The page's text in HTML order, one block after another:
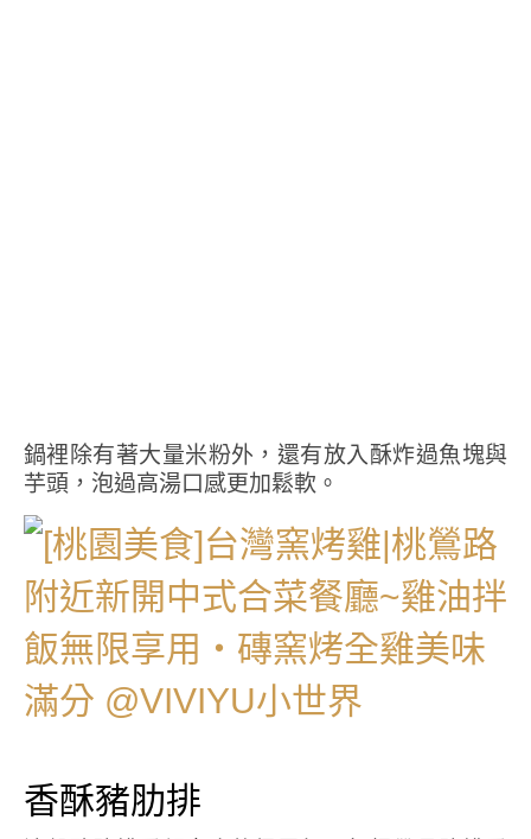
鍋裡除有著大量米粉外，還有放入酥炸過魚塊與
芋頭，泡過高湯口感更加鬆軟。
香酥豬肋排